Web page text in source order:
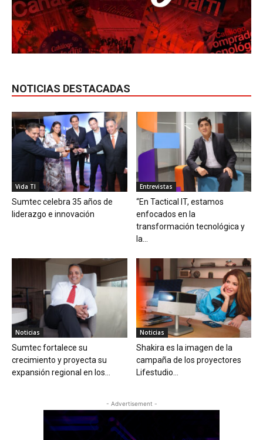
NOTICIAS DESTACADAS
Vida TI
Sumtec celebra 35 años de
liderazgo e innovación
Entrevistas
“En Tactical IT, estamos
enfocados en la
transformación tecnológica y
la...
Noticias
Sumtec fortalece su
crecimiento y proyecta su
expansión regional en los...
Noticias
Shakira es la imagen de la
campaña de los proyectores
Lifestudio...
- Advertisement -